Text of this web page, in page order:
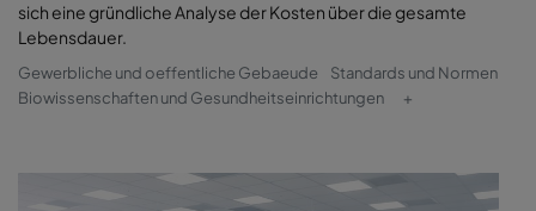
sich eine gründliche Analyse der Kosten über die gesamte
Lebensdauer.
Gewerbliche und oeffentliche Gebaeude
Standards und Normen
Biowissenschaften und Gesundheitseinrichtungen
+